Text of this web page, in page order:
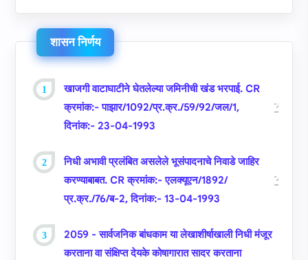
शासन निर्णय
खाजगी वाटाघाटीने घेतलेल्‍या जमिनीची खंड भरपाई. CR
क्रमांक:- पाझार/1092/प्र.क्र./59/92/जल/1,
दिनांक:- 23-04-1993
निधी अभावी प्रलंबित असलेले भूसंपादनाचे निवाडे जाहिर
करण्‍याबाबत. CR क्रमांक:- एलक्‍यूएन/1892/
प्र.क्र./76/ब-2, दिनांक:- 13-04-1993
2059 - सार्वजनिक बांधकाम या लेखाशीर्षाखाली निधी मंजूर
करताना वा संक्षिप्‍त देयके कोषागारात सादर करताना